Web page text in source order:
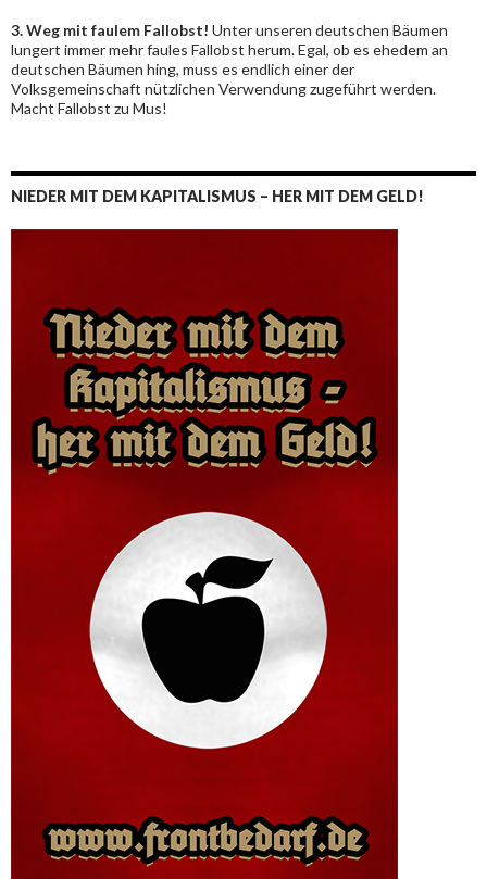
3. Weg mit faulem Fallobst! Unter unseren deutschen Bäumen
lungert immer mehr faules Fallobst herum. Egal, ob es ehedem an
deutschen Bäumen hing, muss es endlich einer der
Volksgemeinschaft nützlichen Verwendung zugeführt werden.
Macht Fallobst zu Mus!
NIEDER MIT DEM KAPITALISMUS – HER MIT DEM GELD!